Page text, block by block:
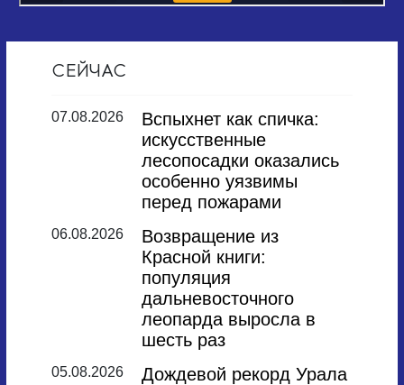
СЕЙЧАС
07.08.2026
Вспыхнет как спичка:
искусственные
лесопосадки оказались
особенно уязвимы
перед пожарами
06.08.2026
Возвращение из
Красной книги:
популяция
дальневосточного
леопарда выросла в
шесть раз
05.08.2026 Дождевой рекорд Урала